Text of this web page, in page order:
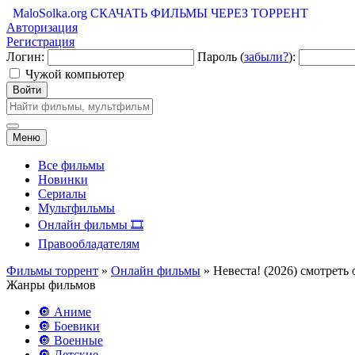
MaloSolka.org СКАЧАТЬ ФИЛЬМЫ ЧЕРЕЗ ТОРРЕНТ
Авторизация
Регистрация
Логин:
Пароль (забыли?):
Чужой компьютер
Войти
Меню
Все фильмы
Новинки
Сериалы
Мультфильмы
Онлайн фильмы 🎞️
Правообладателям
Фильмы торрент » Онлайн фильмы » Невеста! (2026) смотреть
Жанры фильмов
🔘 Аниме
🔘 Боевики
🔘 Военные